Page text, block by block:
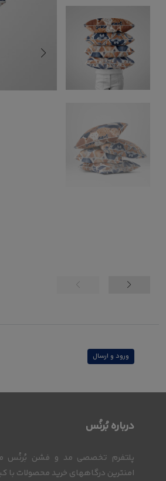
ورود و ارسال
درباره بُرنُس
پلتفرم تخصصی مد و فشن بُرنُس
امنترین درگاههای خرید محصولات با